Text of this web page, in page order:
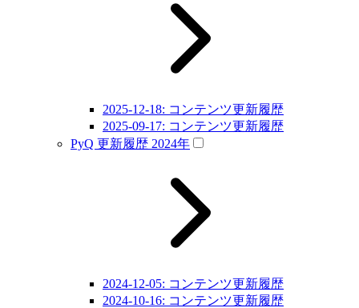
2025-12-18: コンテンツ更新履歴
2025-09-17: コンテンツ更新履歴
PyQ 更新履歴 2024年
2024-12-05: コンテンツ更新履歴
2024-10-16: コンテンツ更新履歴